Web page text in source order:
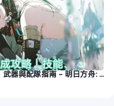
莊方宣全方位養成攻略｜技能、武器與配隊指南 - 明日方舟: 終末地